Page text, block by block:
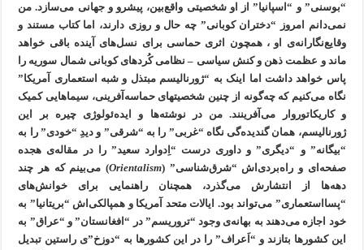
“بوسنی” و “اسپانیا” از او شخصیتی واقع‌بین، پیشرو و جهانی می‌سازد. من
نمی‌دانم امروز “دختران کوبانی” چه حال و روزی دارند، اما کتاب مستند و
وقایع‌نگارانه‌ی او ، همچون اثری حماسی برای نسل‌های آینده باقی خواهد
ماند و عظمت ذهن و کنش سیاسی – نظامی کُردهای کوبانی شمال سوریه را
پاس خواهد داشت اما اینک به “ژورنالیسم مبتذل و شبه استعماری آمریکا”
نگاه می‌کنیم که چه‌گونه از چنین شخصیتهای حماسه‌آفرینی، سیماهایی کمیک
و کاریکاتوروار می‌آفرینند. من در نوشته‌ها و ایده‌ئولوژی چیره بر این
ژورنالیسم، همان گندیده‌گی نگاه “غربی” را به “شرقی” و دیدِ “خودی” را به
“بیگانه” و “دیگری” و داوری درست “اِدوارد سعید” را در مقاله‌ی هجده
صفحه‌ای و راه‌بردی‌اش “شرق‌شناسی” (Orientalism) می‌بینم که هر چند
دهه‌ها از انتشارش می‌گذرد، همچنان راهنمایی برای خوانش‌های
“پسااستعماری” می‌تواند بود. ایالات متحد آمریکا و همپالکی‌اش “بریتانیا” به
خود اجازه می‌دهند به بهانه‌ی وجود “تروریسم” در “افغانستان” و “عراق” به
این کشورها بتازند و “اَعراف” را در این کشورها به “دوزخ”ی راستین تبدیل